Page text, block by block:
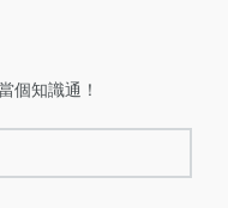
個知識通！